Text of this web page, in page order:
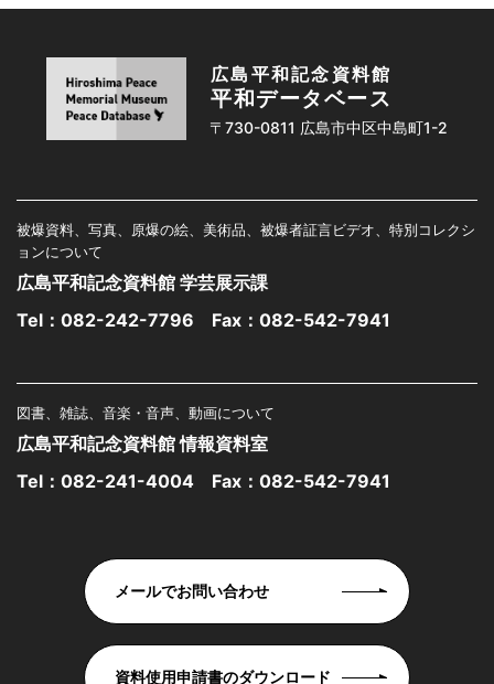
広島平和記念資料館
平和データベース
〒730-0811 広島市中区中島町1-2
被爆資料、写真、原爆の絵、美術品、被爆者証言ビデオ、特別コレクシ
ョンについて
広島平和記念資料館 学芸展示課
Tel： 082-242-7796 Fax：082-542-7941
図書、雑誌、音楽・音声、動画について
広島平和記念資料館 情報資料室
Tel： 082-241-4004 Fax：082-542-7941
メールでお問い合わせ
資料使用申請書のダウンロード